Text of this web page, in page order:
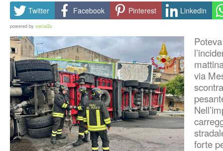
Twitter Facebook Pinterest Linkedin
powered by social2s
via
forte